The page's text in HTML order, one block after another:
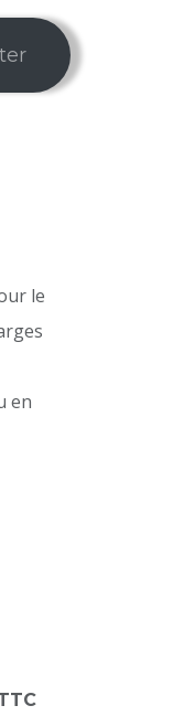
de rendez-
le
en